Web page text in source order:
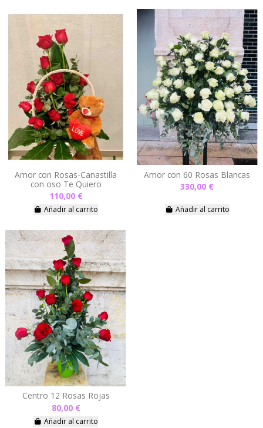
Amor con Rosas-Canastilla
con oso Te Quiero
110,00 €
Añadir al carrito
Amor con 60 Rosas Blancas
330,00 €
Añadir al carrito
Centro 12 Rosas Rojas
80,00 €
Añadir al carrito